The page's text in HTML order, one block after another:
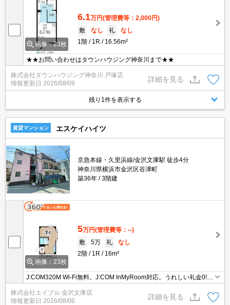
画像：23枚
6.1万円(管理費等：2,000円)
敷
なし 礼
なし
1階
1R 16.56m²
★★お問い合わせはタウンハウジング神奈川まで★★
株式会社タウンハウジング神奈川 戸塚店
情報更新日 2026/08/09
詳細を見る
残り1件を表示する
賃貸マンション エスケイハイツ
京急本線・久里浜線/金沢文庫駅 徒歩4分
神奈川県横浜市金沢区谷津町
築36年
3階建
画像：23枚
5万円(管理費等：--)
敷
5万 礼
なし
2階
1R 16m²
J:COM320M Wi-Fi無料。J:COM InMyRoom対応。うれしい礼金0!。
境！。オンライン申込対応可。仲介手数料家賃の55%。
株式会社エイブル 金沢文庫店
情報更新日 2026/08/06
詳細を見る